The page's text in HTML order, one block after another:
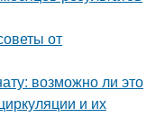
от
возможно ли это
и их